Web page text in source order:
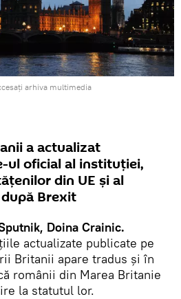
arhiva multimedia
a actualizat
ul oficial al instituţiei,
din UE şi al
Brexit
Doina Crainic.
actualizate publicate pe
Britanii apare tradus şi în
românii din Marea Britanie
la statutul lor.